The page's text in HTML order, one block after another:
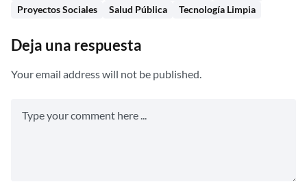
Proyectos Sociales
Salud Pública Tecnología Limpia
Deja una respuesta
Your email address will not be published.